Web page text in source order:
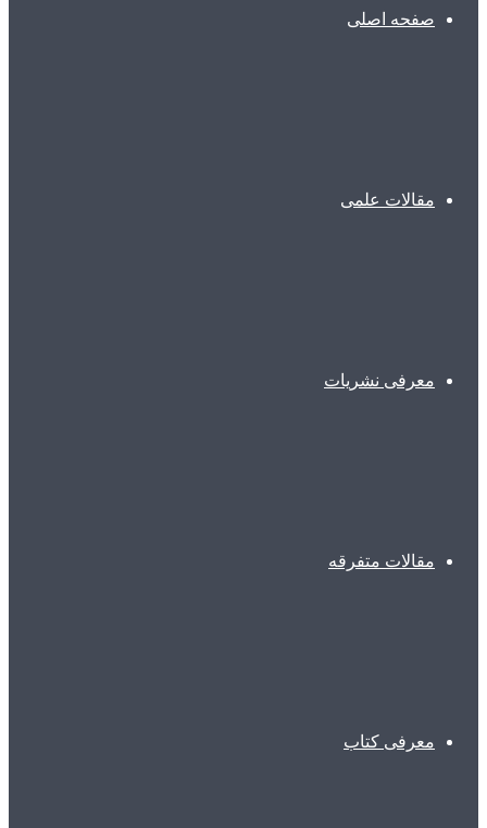
صفحه اصلی
مقالات علمی
معرفی نشریات
مقالات متفرقه
معرفی کتاب